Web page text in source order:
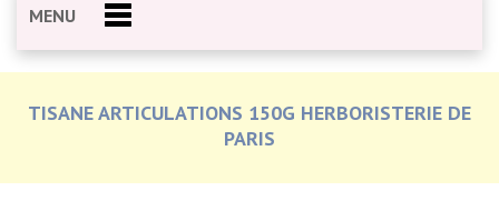
MENU
TISANE ARTICULATIONS 150G HERBORISTERIE DE
PARIS